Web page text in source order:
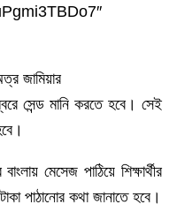
জামিয়ার
সেন্ড মানি করতে হবে। সেই
মেসেজ পাঠিয়ে শিক্ষার্থীর
পাঠানোর কথা জানাতে হবে।